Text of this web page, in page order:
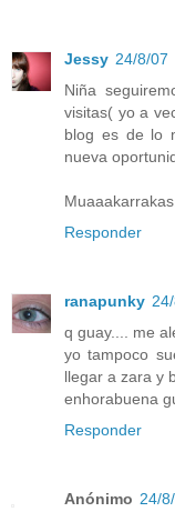
Jessy 24/8/07
Niña
visitas( yo a
blog es de lo
nueva
Muaaakarrakas.
Responder
ranapunky
q guay.... me
yo tampoco
llegar a zara y
enhorabuena
Responder
Anónimo 24/